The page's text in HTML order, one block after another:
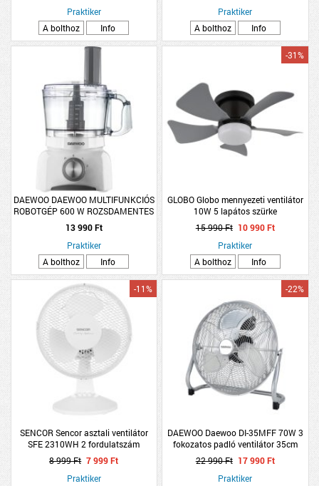
Praktiker
A bolthoz
Info
Praktiker
A bolthoz
Info
DAEWOO DAEWOO MULTIFUNKCIÓS
ROBOTGÉP 600 W ROZSDAMENTES
APRÍTÓKÉS
13 990 Ft
Praktiker
A bolthoz
Info
GLOBO Globo mennyezeti ventilátor
10W 5 lapátos szürke
-31%
15 990 Ft 10 990 Ft
Praktiker
A bolthoz
Info
SENCOR Sencor asztali ventilátor
SFE 2310WH 2 fordulatszám
-11%
8 999 Ft 7 999 Ft
Praktiker
DAEWOO Daewoo DI-35MFF 70W 3
fokozatos padló ventilátor 35cm
-22%
22 990 Ft 17 990 Ft
Praktiker